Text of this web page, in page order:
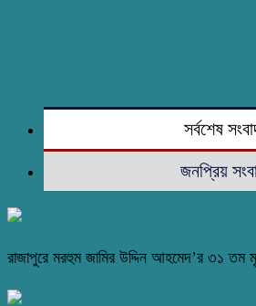
সর্বশেষ
জনপ্রিয়
রাজাপুরে মরহুম জামির উদ্দিন আহমেদ’র ৩১ তম